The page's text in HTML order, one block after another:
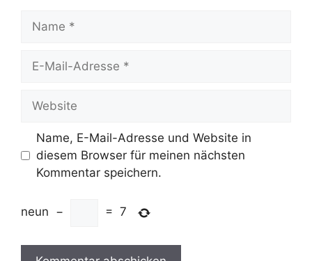
Mail-
Name, E-Mail-Adresse und Website in
diesem Browser für meinen nächsten
Kommentar speichern.
neun − = 7